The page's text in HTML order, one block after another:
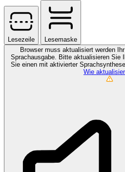
Lesezeile
Lesemaske
Browser muss aktualisiert werden
Sprachausgabe. Bitte aktualisieren Sie
Sie einen mit aktivierter
Wie